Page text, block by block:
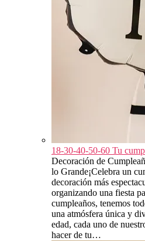
18-30-40-50-60 Tu
Decoración de
lo Grande¡Celebra un
decoración más
organizando una fiesta
cumpleaños, tenemos
una atmósfera única y
edad, cada uno de
hacer de tu…